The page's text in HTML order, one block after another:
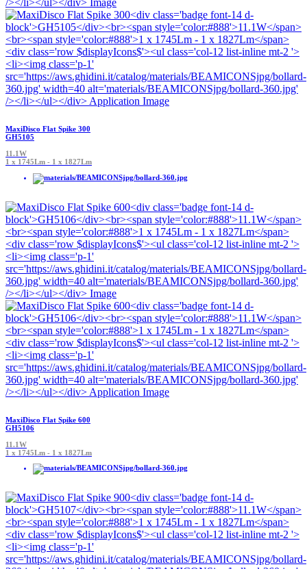
MaxiDisco Flat Spike 300
GH5105
11.1W
1 x 1745Lm - 1 x 1827Lm
MaxiDisco Flat Spike 600
GH5106
11.1W
1 x 1745Lm - 1 x 1827Lm